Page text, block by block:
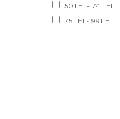
50 LEI - 74 LEI
75 LEI - 99 LEI